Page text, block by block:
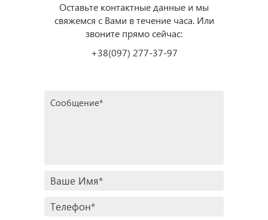
Оставьте контактные данные и мы
свяжемся с Вами в течение часа. Или
звоните прямо сейчас:
+38(097) 277-37-97